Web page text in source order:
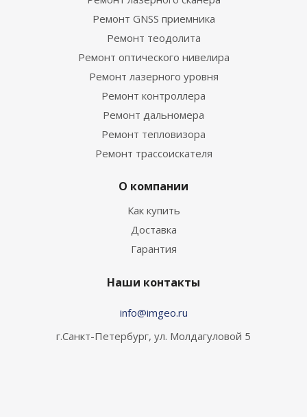
Ремонт GNSS приемника
Ремонт теодолита
Ремонт оптического нивелира
Ремонт лазерного уровня
Ремонт контроллера
Ремонт дальномера
Ремонт тепловизора
Ремонт трассоискателя
О компании
Как купить
Доставка
Гарантия
Наши контакты
info@imgeo.ru
г.Санкт-Петербург, ул. Молдагуловой 5